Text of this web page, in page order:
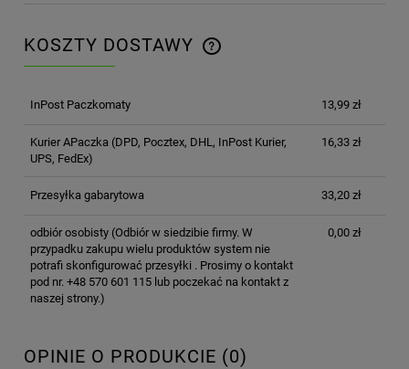
KOSZTY DOSTAWY
CENA NIE ZAWIERA EWENTUALNYCH KOSZTÓW
InPost Paczkomaty 13,99 zł
Kurier APaczka (DPD, Pocztex, DHL, InPost Kurier,
UPS, FedEx)
16,33 zł
Przesyłka gabarytowa 33,20 zł
odbiór osobisty(Odbiór w siedzibie firmy. W
przypadku zakupu wielu produktów system nie
potrafi skonfigurować przesyłki . Prosimy o kontakt
pod nr. +48 570 601 115 lub poczekać na kontakt z
naszej strony.)
0,00 zł
OPINIE O PRODUKCIE (0)